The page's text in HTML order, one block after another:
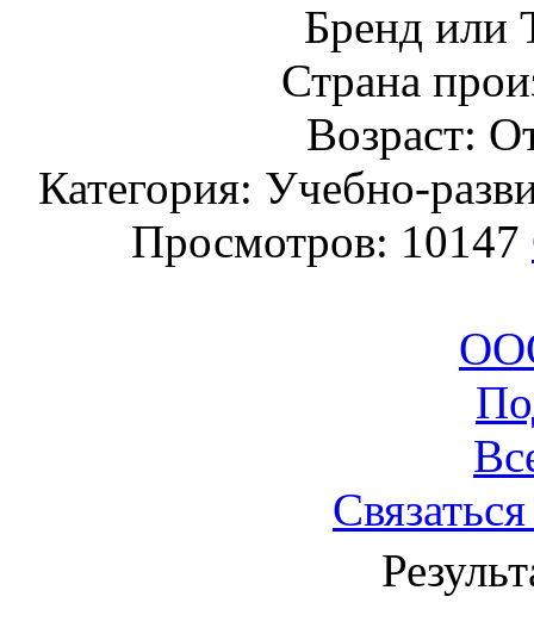
Бренд
Страна
Возраст:
Категория: Учебно-
Просмотров: 10147